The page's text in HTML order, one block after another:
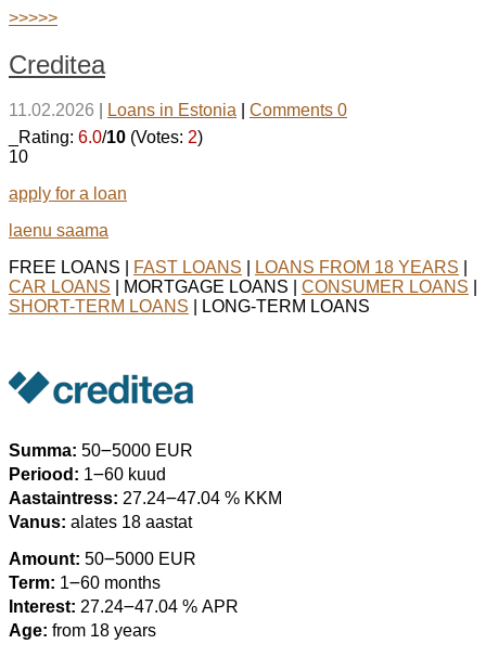
>>>>>
Creditea
11.02.2026 Loans in Estonia
Comments 0
_Rating: 6.0/10 (Votes: 2)
10
apply for a loan
laenu saama
FREE LOANS |
FAST LOANS LOANS FROM 18 YEARS
CAR LOANS | MORTGAGE LOANS | CONSUMER LOANS
SHORT-TERM LOANS | LONG-TERM LOANS
Summa: 50౼5000 EUR
Periood: 1౼60 kuud
Aastaintress: 27.24౼47.04 % KKM
Vanus: alates 18 aastat
Amount: 50౼5000 EUR
Term: 1౼60 months
Interest: 27.24౼47.04 % APR
Age: from 18 years